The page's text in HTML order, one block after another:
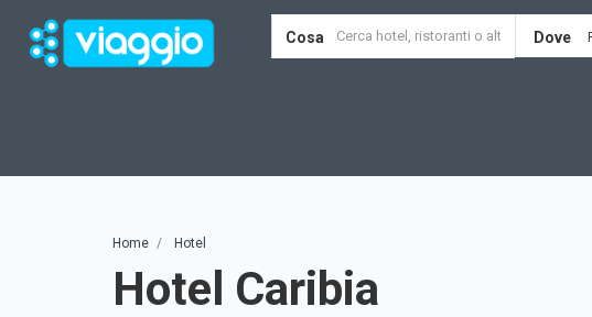
Cosa Dove
Home Hotel
Hotel Caribia